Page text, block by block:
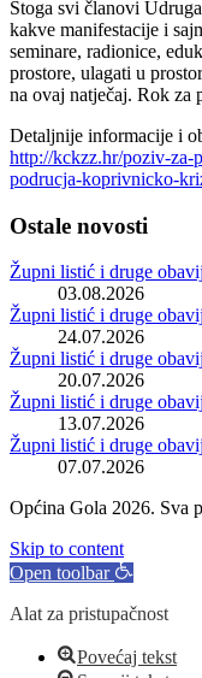
Stoga svi članovi
kakve manifestacije i
seminare, radionice,
prostore, ulagati u
na ovaj natječaj. Rok za
Detaljnije informacije i
http://kckzz.hr/poziv-za-
podrucja-koprivnicko-
Ostale novosti
Župni listić i druge
03.08.2026
Župni listić i druge
24.07.2026
Župni listić i druge
20.07.2026
Župni listić i druge
13.07.2026
Župni listić i druge
07.07.2026
Općina Gola 2026. Sva
Skip to content
Open toolbar
Alat za pristupačnost
Povećaj tekst